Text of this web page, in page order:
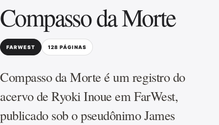
Compasso da Morte
FARWEST 128 PÁGINAS
Compasso da Morte é um registro do
acervo de Ryoki Inoue em FarWest,
publicado sob o pseudônimo James